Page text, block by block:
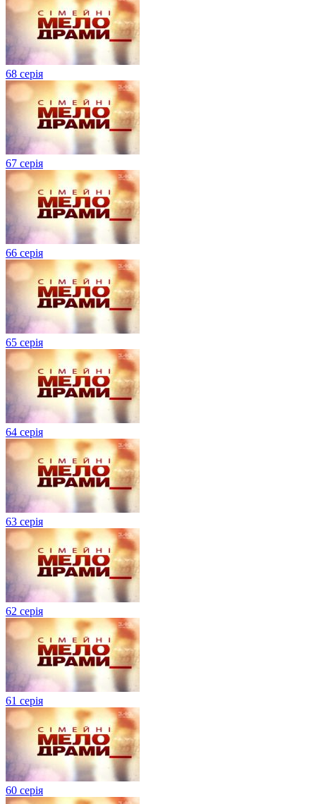
68 серія
67 серія
66 серія
65 серія
64 серія
63 серія
62 серія
61 серія
60 серія